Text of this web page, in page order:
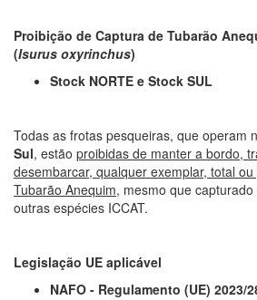
Proibição de Captura de Tubarão
(Isurus oxyrinchus)
Stock NORTE e Stock SUL
Todas as frotas pesqueiras, que operam
Sul, estão proibidas de manter a bordo,
desembarcar, qualquer exemplar, total
Tubarão Anequim, mesmo que
outras espécies ICCAT.
Legislação UE aplicável
NAFO - Regulamento (UE) 2023/